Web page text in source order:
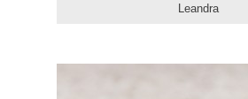
Leandra